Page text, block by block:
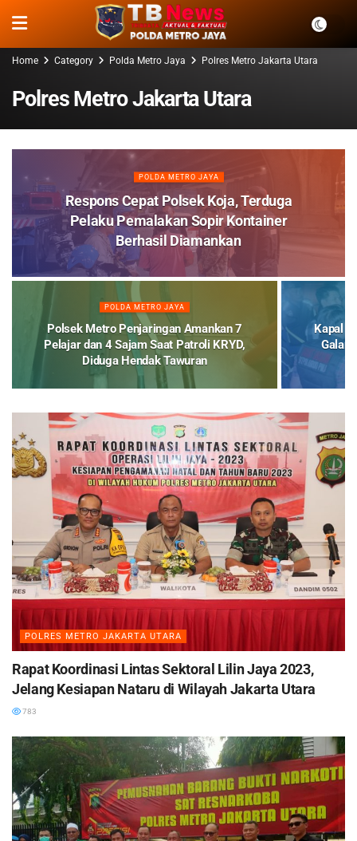
Home Category Polda Metro Jaya Polres Metro Jakarta Utara
Polres Metro Jakarta Utara
POLDA METRO JAYA
Respons Cepat Polsek Koja, Terduga
Pelaku Pemalakan Sopir Kontainer
Berhasil Diamankan
POLDA METRO JAYA
Polsek Metro Penjaringan Amankan 7
Pelajar dan 4 Sajam Saat Patroli KRYD,
Diduga Hendak Tawuran
Kapal
POLRES METRO JAKARTA UTARA
Rapat Koordinasi Lintas Sektoral Lilin Jaya 2023,
Jelang Kesiapan Nataru di Wilayah Jakarta Utara
783